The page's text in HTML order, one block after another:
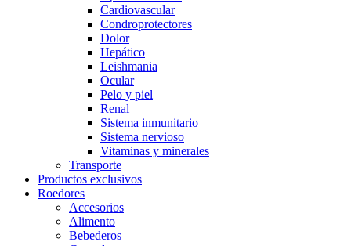
Cardiovascular
Condroprotectores
Dolor
Hepático
Leishmania
Ocular
Pelo y piel
Renal
Sistema inmunitario
Sistema nervioso
Vitaminas y minerales
Transporte
Productos exclusivos
Roedores
Accesorios
Alimento
Bebederos